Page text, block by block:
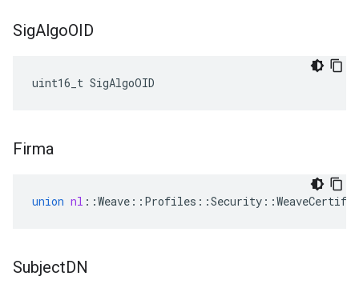
SigAlgoOID
uint16_t SigAlgoOID
Firma
union nl ::Weave :: Profiles ::Security ::
SubjectDN